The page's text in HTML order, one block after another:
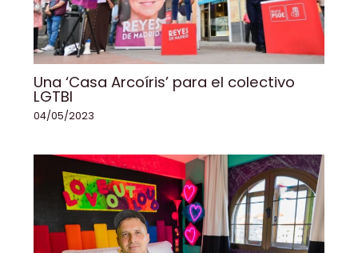
Una ‘Casa Arcoíris’ para el colectivo
LGTBI
04/05/2023